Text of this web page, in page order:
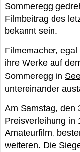
Sommeregg
Filmbeitrag des
bekannt sein.
Filmemacher,
ihre Werke auf
Sommeregg in
untereinander
Am Samstag, den
Preisverleihung in
Amateurfilm,
weiteren. Die